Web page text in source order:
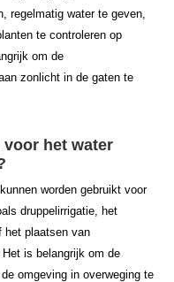
regelmatig water te geven,
te controleren op
om de
zonlicht in de gaten te
het water
worden gebruikt voor
druppelirrigatie, het
het plaatsen van
is belangrijk om de
omgeving in overweging te